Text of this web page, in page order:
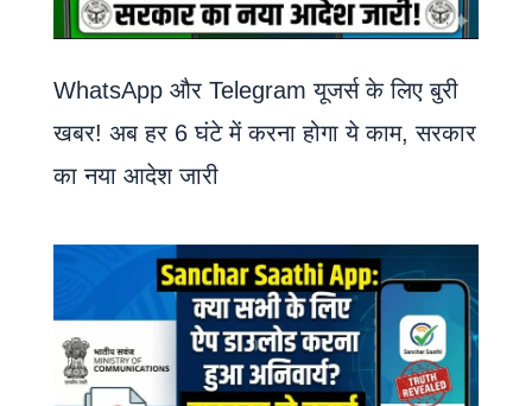
WhatsApp और Telegram यूजर्स के लिए बुरी
खबर! अब हर 6 घंटे में करना होगा ये काम, सरकार
का नया आदेश जारी